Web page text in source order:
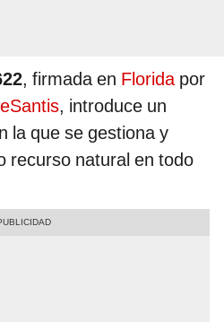
, firmada en Floridapor
, introduce un
la que se gestiona y
recurso natural en todo